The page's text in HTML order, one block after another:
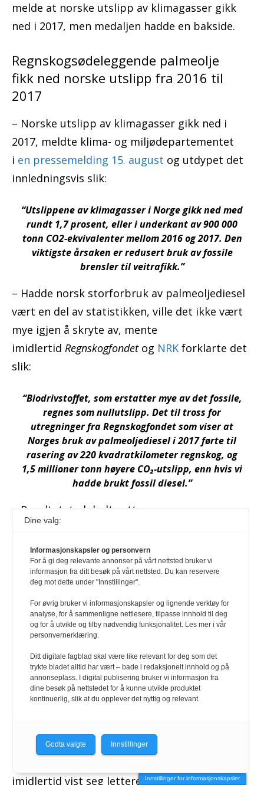
melde at norske utslipp av klimagasser gikk
ned i 2017, men medaljen hadde en bakside.
Regnskogsødeleggende palmeolje
fikk ned norske utslipp fra 2016 til
2017
– Norske utslipp av klimagasser gikk ned i
2017, meldte klima- og miljødepartementet
i en pressemelding 15. august og utdypet det
innledningsvis slik:
“Utslippene av klimagasser i Norge gikk ned med
rundt 1,7 prosent, eller i underkant av 900 000
tonn CO2-ekvivalenter mellom 2016 og 2017. Den
viktigste årsaken er redusert bruk av fossile
brensler til veitrafikk.”
– Hadde norsk storforbruk av palmeoljediesel
vært en del av statistikken, ville det ikke vært
mye igjen å skryte av, mente
imidlertid Regnskogfondetog NRK forklarte det
slik:
“Biodrivstoffet, som erstatter mye av det fossile,
regnes som nullutslipp. Det til tross for
utregninger fra Regnskogfondet som viser at
Norges bruk av palmeoljediesel i 2017 førte til
rasering av 220 kvadratkilometer regnskog, og
1,5 millioner tonn høyere CO₂-utslipp, enn hvis vi
hadde brukt fossil diesel.”
– Resultatet globalt sett er mer
klimagassutslipp som følge av norsk
biodieselpolitikk, selv om det ikke vises på
norsk statistikk, saNils Hermann Ranum
Regnskogfondet til NRK, mens
energiminister Ola Elvestuen (V)så anderledes på
det:
“Biodrivstoff er en del av det som gjør at vi
reduserer utslippene i Norge. Så skal vi få ned
bruken av palmeolje. Men selv om du regner med
også den indirekte utslippseffekten (risikoen før
klimaregnskapet med omtrent 300.000 tonn.”
imidlertid vist seg lettere sagt enn gjort. I fjor
Innstillinger for informasjonskapsler
Dine valg:
Informasjonskapsler og personvern
For å gi deg relevante annonser på vårt nettsted bruker vi
informasjon fra ditt besøk på vårt nettsted. Du kan reservere
deg mot dette under "Innstillinger".
For øvrig bruker vi informasjonskapsler og lignende verktøy for
analyse, for å sammenligne nettlesere, tilpasse innhold til deg
og for å utvikle og tilby nødvendig funksjonalitet. Les mer i vår
personvernerklæring.
Ditt digitale fagblad skal være like relevant for deg som det
trykte bladet alltid har vært – bade i redaksjonelt innhold og på
annonseplass. I digital publisering bruker vi informasjon fra
dine besøk på nettstedet for å kunne utvikle produktet
kontinuerlig, slik at du opplever det nyttig og relevant.
Godta valgte Innstillinger